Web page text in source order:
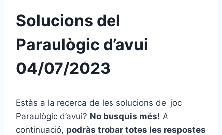
Solucions del
Paraulògic d’avui
04/07/2023
Estàs a la recerca de les solucions del joc
Paraulògic d’avui? No busquis més! A
continuació, podràs trobar totes les respostes